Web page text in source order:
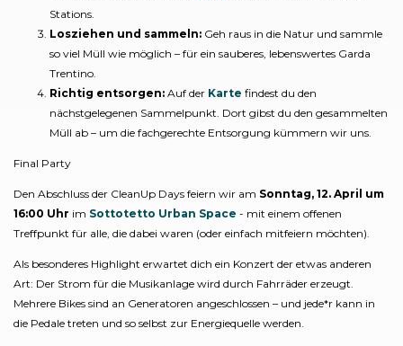
Stations.
Losziehen und sammeln: Geh raus in die Natur und sammle
so viel Müll wie möglich – für ein sauberes, lebenswertes Garda
Trentino.
Richtig entsorgen: Auf der Karte findest du den
nächstgelegenen Sammelpunkt. Dort gibst du den gesammelten
Müll ab – um die fachgerechte Entsorgung kümmern wir uns.
Final Party
Den Abschluss der CleanUp Days feiern wir am Sonntag, 12. April um
16:00 Uhr im Sottotetto Urban Space - mit einem offenen
Treffpunkt für alle, die dabei waren (oder einfach mitfeiern möchten).
Als besonderes Highlight erwartet dich ein Konzert der etwas anderen
Art: Der Strom für die Musikanlage wird durch Fahrräder erzeugt.
Mehrere Bikes sind an Generatoren angeschlossen – und jede*r kann in
die Pedale treten und so selbst zur Energiequelle werden.